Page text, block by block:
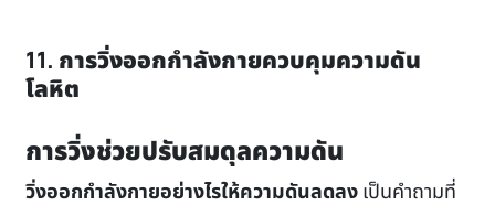
11. การวิ่งออกกำลังกายควบคุมความดัน
โลหิต
การวิ่งช่วยปรับสมดุลความดัน
วิ่งออกกำลังกายอย่างไรให้ความดันลดลง เป็นคำถามที่